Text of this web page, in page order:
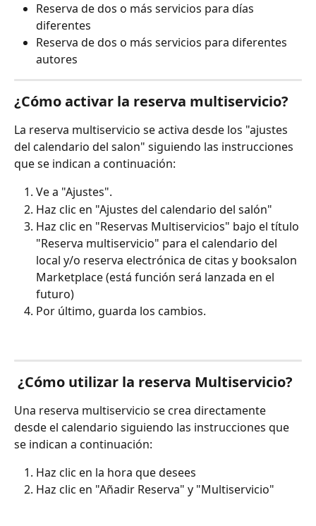
Reserva de dos o más servicios para días
diferentes
Reserva de dos o más servicios para diferentes
autores
¿Cómo activar la reserva multiservicio?
La reserva multiservicio se activa desde los "ajustes
del calendario del salon" siguiendo las instrucciones
que se indican a continuación:
Ve a "Ajustes".
Haz clic en "Ajustes del calendario del salón"
Haz clic en "Reservas Multiservicios" bajo el título
"Reserva multiservicio" para el calendario del
local y/o reserva electrónica de citas y booksalon
Marketplace (está función será lanzada en el
futuro)
Por último, guarda los cambios.
¿Cómo utilizar la reserva Multiservicio?
Una reserva multiservicio se crea directamente
desde el calendario siguiendo las instrucciones que
se indican a continuación:
Haz clic en la hora que desees
Haz clic en "Añadir Reserva" y "Multiservicio"